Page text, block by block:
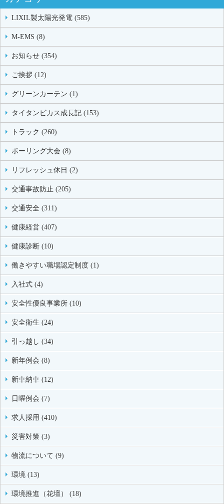
LIXIL製太陽光発電 (585)
M-EMS (8)
お知らせ (354)
ご挨拶 (12)
グリーンカーテン (1)
タイタンビカス成長記 (153)
トラック (260)
ボーリング大会 (8)
リフレッシュ休日 (2)
交通事故防止 (205)
交通安全 (311)
健康経営 (407)
健康診断 (10)
働きやすい職場認定制度 (1)
入社式 (4)
安全性優良事業所 (10)
安全衛生 (24)
引っ越し (34)
新年例会 (8)
新車納車 (12)
日曜例会 (7)
求人採用 (410)
災害対策 (3)
物流について (9)
環境 (13)
環境推進（花壇） (18)